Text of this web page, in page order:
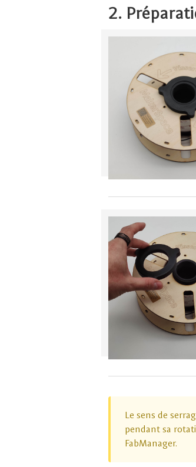
2.
Le sens de
pendant sa
FabManager.